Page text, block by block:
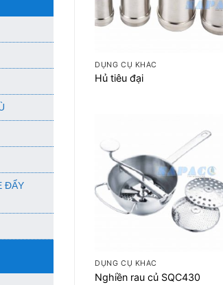
ĐẨY
DỤNG CỤ KHÁC
Hủ tiêu đại
DỤNG CỤ KHÁC
Nghiền rau củ SQC430